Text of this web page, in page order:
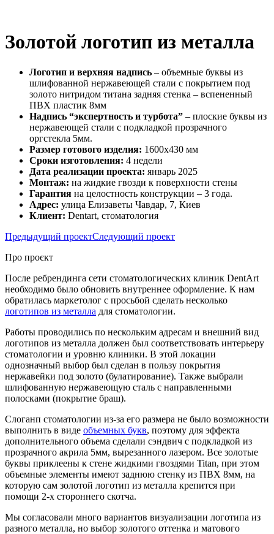
Золотой логотип из металла
Логотип и верхняя надпись – объемные буквы из
шлифованной нержавеющей стали с покрытием под
золото нитридом титана задняя стенка – вспененный
ПВХ пластик 8мм
Надпись “экспертность и турбота” – плоские буквы из
нержавеющей стали с подкладкой прозрачного
оргстекла 5мм.
Размер готового изделия: 1600х430 мм
Сроки изготовления: 4 недели
Дата реализации проекта: январь 2025
Монтаж: на жидкие гвозди к поверхности стены
Гарантия на целостность конструкции – 3 года.
Адрес: улица Елизаветы Чавдар, 7, Киев
Клиент: Dentart, стоматология
Предыдущий проектСледующий проект
Про проєкт
После ребрендинга сети стоматологических клиник DentArt
необходимо было обновить внутреннее оформление. К нам
обратилась маркетолог с просьбой сделать несколько
логотипов из металла для стоматологии.
Работы проводились по нескольким адресам и внешний вид
логотипов из металла должен был соответствовать интерьеру
стоматологии и уровню клиники. В этой локации
однозначный выбор был сделан в пользу покрытия
нержавейки под золото (булатирование). Также выбрали
шлифованную нержавеющую сталь с направленными
полосками (покрытие браш).
Слоганп стоматологии из-за его размера не было возможности
выполнить в виде объемных букв, поэтому для эффекта
дополнительного объема сделали сэндвич с подкладкой из
прозрачного акрила 5мм, вырезанного лазером. Все золотые
буквы приклеены к стене жидкими гвоздями Titan, при этом
объемные элементы имеют заднюю стенку из ПВХ 8мм, на
которую сам золотой логотип из металла крепится при
помощи 2-х стороннего скотча.
Мы согласовали много вариантов визуализации логотипа из
разного металла, но выбор золотого оттенка и матового